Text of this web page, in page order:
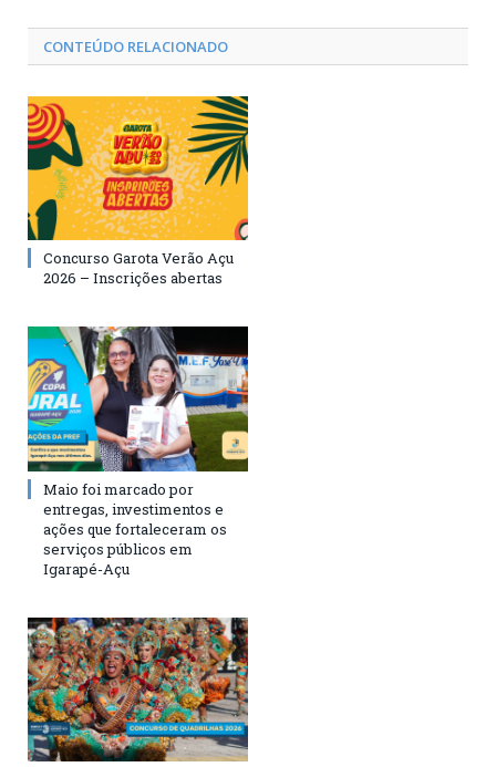
CONTEÚDO RELACIONADO
Concurso Garota Verão Açu
2026 – Inscrições abertas
Maio foi marcado por
entregas, investimentos e
ações que fortaleceram os
serviços públicos em
Igarapé-Açu